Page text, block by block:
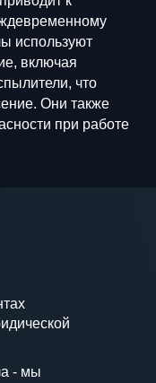
используют
включая
что
Они также
при работе
- мы